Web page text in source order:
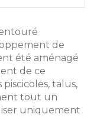
de
été aménagé
de ce
talus,
tout un
uniquement